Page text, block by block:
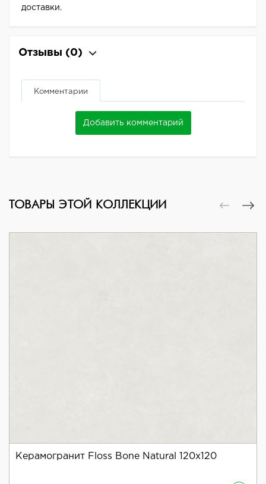
доставки.
Отзывы (0)
Комментарии
Добавить комментарий
ТОВАРЫ ЭТОЙ КОЛЛЕКЦИИ
Керамогранит Floss Bone Natural 120x120